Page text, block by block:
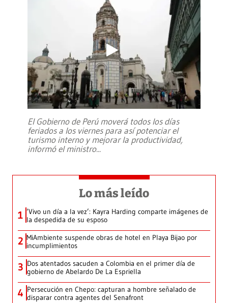
El Gobierno de Perú moverá todos los días
feriados a los viernes para así potenciar el
turismo interno y mejorar la productividad,
informó el ministro...
Lo más leído
1 ‘Vivo un día a la vez’: Kayra Harding comparte imágenes de
la despedida de su esposo
2 MiAmbiente suspende obras de hotel en Playa Bijao por
incumplimientos
3 Dos atentados sacuden a Colombia en el primer día de
gobierno de Abelardo De La Espriella
4 Persecución en Chepo: capturan a hombre señalado de
disparar contra agentes del Senafront